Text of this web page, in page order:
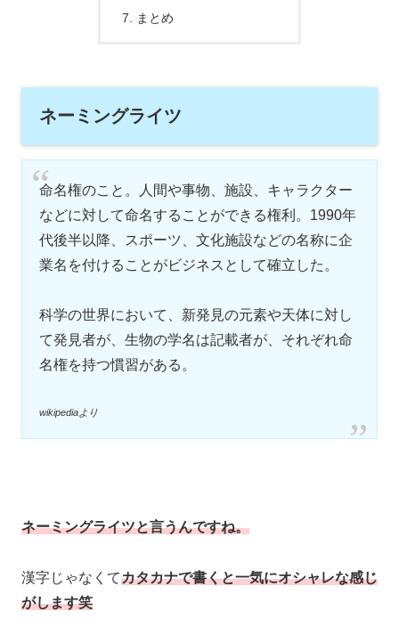
まとめ
ネーミングライツ
命名権のこと。人間や事物、施設、キャラクター
などに対して命名することができる権利。1990年
代後半以降、スポーツ、文化施設などの名称に企
業名を付けることがビジネスとして確立した。
科学の世界において、新発見の元素や天体に対し
て発見者が、生物の学名は記載者が、それぞれ命
名権を持つ慣習がある。
wikipediaより
ネーミングライツと言うんですね。
漢字じゃなくてカタカナで書くと一気にオシャレな感じ
がします笑